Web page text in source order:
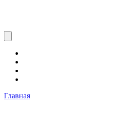
Главная